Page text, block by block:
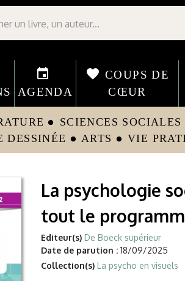
event
AGENDA
favorite COUPS DE
CŒUR
circle SCIENCES SOCIALES
DESSINÉE circle ARTS circle VIE
La psychologie
tout le
Editeur(s) De Boeck supérieur
Date de parution : 18/09/2025
Collection(s) La psycho en visuels